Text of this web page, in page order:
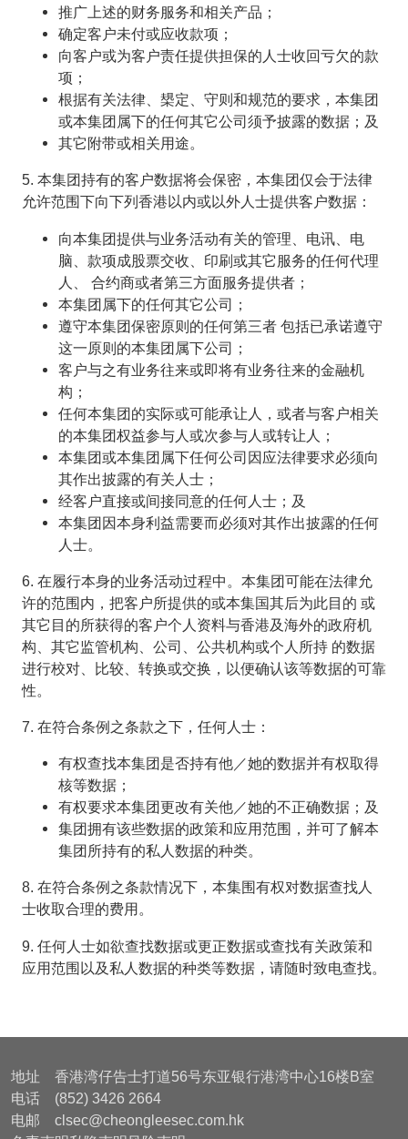
推广上述的财务服务和相关产品；
确定客户未付或应收款项；
向客户或为客户责任提供担保的人士收回亏欠的款
项；
根据有关法律、槼定、守则和规范的要求，本集团
或本集团属下的任何其它公司须予披露的数据；及
其它附带或相关用途。
5. 本集团持有的客户数据将会保密，本集团仅会于法律
允许范围下向下列香港以内或以外人士提供客户数据：
向本集团提供与业务活动有关的管理、电讯、电
脑、款项成股票交收、印刷或其它服务的任何代理
人、 合约商或者第三方面服务提供者；
本集团属下的任何其它公司；
遵守本集团保密原则的任何第三者 包括已承诺遵守
这一原则的本集团属下公司；
客户与之有业务往来或即将有业务往来的金融机
构；
任何本集团的实际或可能承让人，或者与客户相关
的本集团权益参与人或次参与人或转让人；
本集团或本集团属下任何公司因应法律要求必须向
其作出披露的有关人士；
经客户直接或间接同意的任何人士；及
本集团因本身利益需要而必须对其作出披露的任何
人士。
6. 在履行本身的业务活动过程中。本集团可能在法律允
许的范围内，把客户所提供的或本集国其后为此目的 或
其它目的所获得的客户个人资料与香港及海外的政府机
构、其它监管机构、公司、公共机构或个人所持 的数据
进行校对、比较、转换或交换，以便确认该等数据的可靠
性。
7. 在符合条例之条款之下，任何人士：
有权查找本集团是否持有他／她的数据并有权取得
核等数据；
有权要求本集团更改有关他／她的不正确数据；及
集团拥有该些数据的政策和应用范围，并可了解本
集团所持有的私人数据的种类。
8. 在符合条例之条款情况下，本集围有权对数据查找人
士收取合理的费用。
9. 任何人士如欲查找数据或更正数据或查找有关政策和
应用范围以及私人数据的种类等数据，请随时致电查找。
地址 香港湾仔告士打道56号东亚银行港湾中心16楼B室
电话 (852) 3426 2664
电邮 clsec@cheongleesec.com.hk